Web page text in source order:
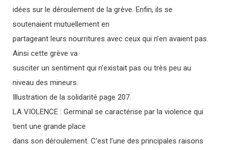
idées sur le déroulement de la grève. Enfin, ils se
soutenaient mutuellement en
partageant leurs nourritures avec ceux qui n’en avaient pas.
Ainsi cette grève va
susciter un sentiment qui n’existait pas ou très peu au
niveau des mineurs.
Illustration de la solidarité page 207.
LA VIOLENCE : Germinal se caractérise par la violence qui
tient une grande place
dans son déroulement. C’est l’une des principales raisons